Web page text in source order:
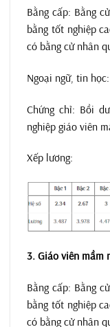
Bằng cấp: Bằng
bằng tốt nghiệp
có bằng cử nhân
Ngoại ngữ, tin
Chứng chỉ: Bồi
nghiệp giáo viên
Xếp lương:
3. Giáo viên mầm
Bằng cấp: Bằng
bằng tốt nghiệp
có bằng cử nhân